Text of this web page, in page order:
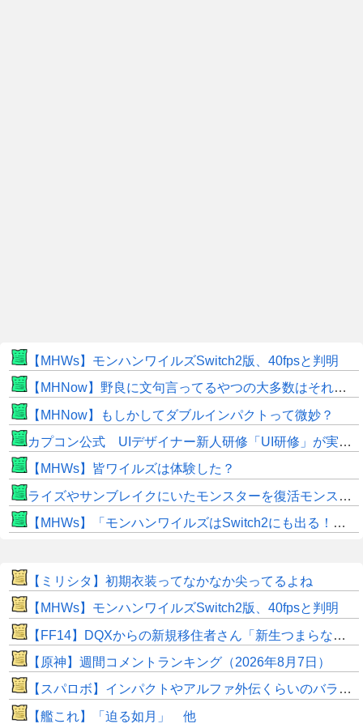
【MHWs】モンハンワイルズSwitch2版、40fpsと判明
【MHNow】野良に文句言ってるやつの大多数はそれしてないだけの雑魚だから聞く耳持つだけムダよ
【MHNow】もしかしてダブルインパクトって微妙？
カプコン公式 UIデザイナー新人研修「UI研修」が実装まで進みました！
【MHWs】皆ワイルズは体験した？
ライズやサンブレイクにいたモンスターを復活モンスターと呼ぶのはやめよう
【MHWs】「モンハンワイルズはSwitch2にも出る！」👈こいつにかけたい言葉ｗｗｗｗｗｗｗｗｗ
【ミリシタ】初期衣装ってなかなか尖ってるよね
【MHWs】モンハンワイルズSwitch2版、40fpsと判明
【FF14】DQXからの新規移住者さん「新生つまらないって聞いてたけど普通に面白くてワロタｗｗ」
【原神】週間コメントランキング（2026年8月7日）
【スパロボ】インパクトやアルファ外伝くらいのバランス求む！！ → インパクトも最終的にはコアブースターで雑魚は一撃で倒せてたけどね
【艦これ】「迫る如月」 他